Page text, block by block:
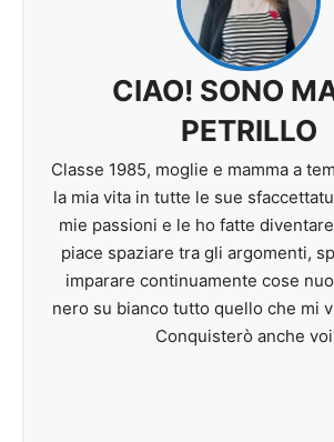
CIAO! SONO
PETRILLO
Classe 1985, moglie e mamma a
la mia vita in tutte le sue
mie passioni e le ho fatte
piace spaziare tra gli argomenti,
imparare continuamente cose
nero su bianco tutto quello che mi
Conquisterò anche